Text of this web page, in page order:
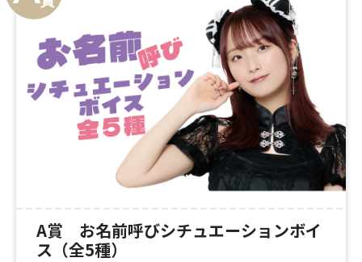
A賞 お名前呼びシチュエーションボイ
ス（全5種）